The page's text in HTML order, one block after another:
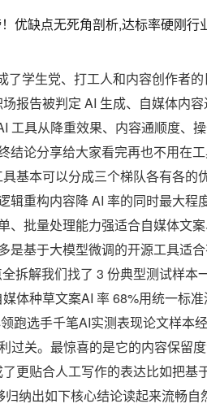
了学生党、打工人和内容创作者
报告被判定 AI 生成、自媒体内
工具从降重效果、内容通顺度、
结论分享给大家看完再也不用在
基本可以分成三个梯队各有各的
重构内容降 AI 率的同时最大程
、批量处理能力强适合自媒体文
是基于大模型微调的开源工具适
拆解我们找了 3 份典型测试样本
体种草文案AI 率 68%用统一标
跑选手千笔AI实测表现论文样本
过关。最惊喜的是它的内容保留
更贴合人工写作的表达比如把
纳出如下核心结论读起来流畅